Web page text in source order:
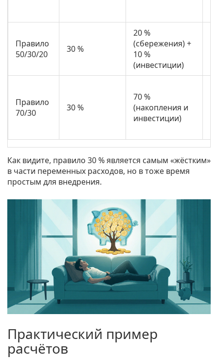
Правило
50/30/20
30 %
20 %
(сбережения) +
10 %
(инвестиции)
Правило
70/30
30 %
70 %
(накопления и
инвестиции)
Как видите, правило 30 % является самым «жёстким»
в части переменных расходов, но в тоже время
простым для внедрения.
Практический пример
расчётов